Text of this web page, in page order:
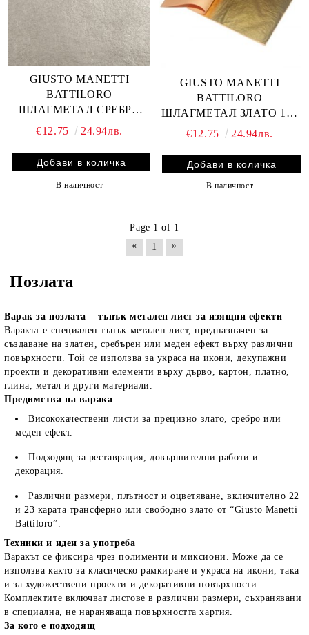
GIUSTO MANETTI
BATTILORO
ШЛАГМЕТАЛ СРЕБРО
100 ЛИСТА 16x16 см.
€12.75 24.94лв.
В наличност
GIUSTO MANETTI
BATTILORO
ШЛАГМЕТАЛ ЗЛАТО 100
ЛИСТА 16x16 см.
€12.75 24.94лв.
В наличност
Page 1 of 1
«
1 »
Позлата
Варак за позлата – тънък метален лист за изящни ефекти
Варакът е специален тънък метален лист, предназначен за
създаване на златен, сребърен или меден ефект върху различни
повърхности. Той се използва за украса на икони, декупажни
проекти и декоративни елементи върху дърво, картон, платно,
глина, метал и други материали.
Предимства на варака
Висококачествени листи за прецизно злато, сребро или
меден ефект.
Подходящ за реставрация, довършителни работи и
декорация.
Различни размери, плътност и оцветяване, включително 22
и 23 карата трансферно или свободно злато от “Giusto Manetti
Battiloro”.
Техники и идеи за употреба
Варакът се фиксира чрез полименти и миксиони. Може да се
използва както за класическо рамкиране и украса на икони, така
и за художествени проекти и декоративни повърхности.
Комплектите включват листове в различни размери, съхранявани
в специална, не нараняваща повърхността хартия.
За кого е подходящ